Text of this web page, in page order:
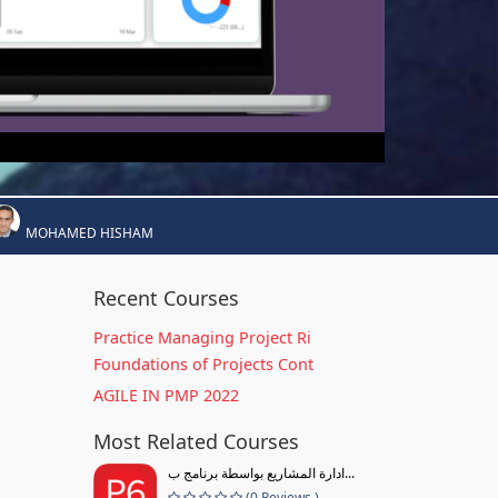
MOHAMED HISHAM
Recent Courses
Practice Managing Project Ri
Foundations of Projects Cont
AGILE IN PMP 2022
Most Related Courses
ادارة المشاريع بواسطة برنامج ب...